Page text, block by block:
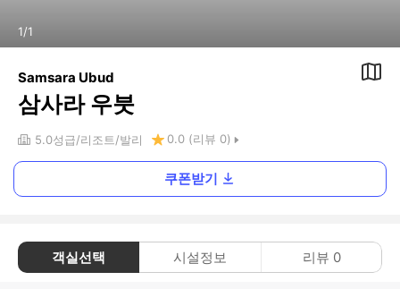
1/1
Samsara Ubud
삼사라 우붓
5.0성급 리조트 발리 0.0 (리뷰 0)
쿠폰받기
객실선택 시설정보 리뷰 0